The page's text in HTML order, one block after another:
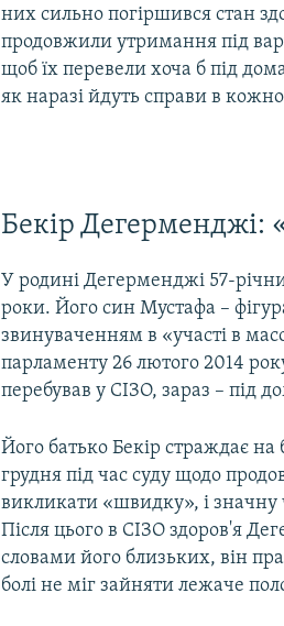
них сильно погіршився стан
продовжили утримання під
щоб їх перевели хоча б під
як наразі йдуть справи в
Бекір Дегерменджі:
У родині Дегерменджі 57-
роки. Його син Мустафа –
звинуваченням в «участі в
парламенту 26 лютого 2014
перебував у СІЗО, зараз – під
Його батько Бекір страждає на
грудня під час суду щодо
викликати «швидку», і значну
Після цього в СІЗО здоров'я
словами його близьких, він
болі не міг зайняти лежаче